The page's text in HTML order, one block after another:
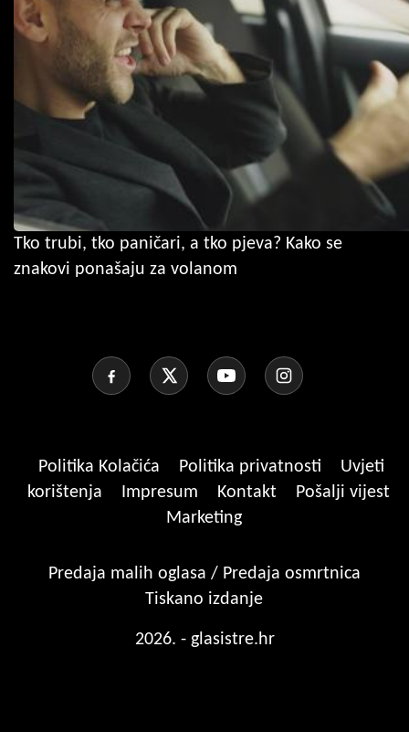
Tko trubi, tko paničari, a tko pjeva? Kako se
znakovi ponašaju za volanom
Politika Kolačića Politika privatnosti
Uvjeti
korištenja
Impresum Kontakt
Pošalji vijest
Marketing
Predaja malih oglasa / Predaja osmrtnica
Tiskano izdanje
2026. - glasistre.hr